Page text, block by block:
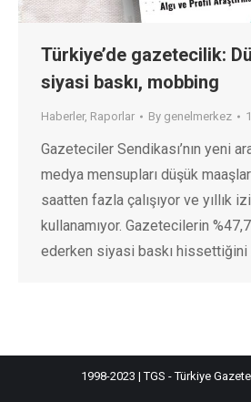
Türkiye’de gazetecilik:
siyasi baskı, mobbing
Haberler, Raporlar By genelmerkez
Gazeteciler Sendikası’nın yeni
medya mensupları düşük
saatten fazla çalışıyor ve yıllık
kullanamıyor. Gazetecilerin
ederken siyasi baskı hissettiğini
1998-2023 | TGS - Türkiye